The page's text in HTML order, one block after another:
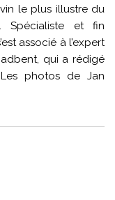
le plus illustre du
Spécialiste et fin
associé à l’expert
qui a rédigé
photos de Jan